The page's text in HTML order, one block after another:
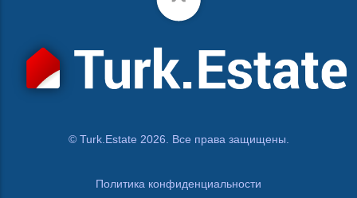
© Turk.Estate 2026. Все права защищены.
Политика конфиденциальности